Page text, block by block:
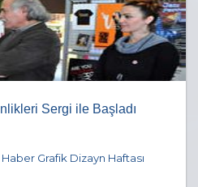
Sergi ile Başladı
Grafik Dizayn Haftası